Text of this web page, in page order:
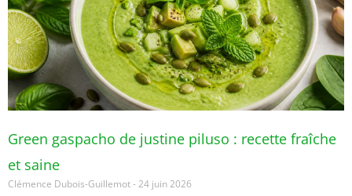
Green gaspacho de justine piluso : recette fraîche
et saine
Clémence Dubois-Guillemot 24 juin 2026